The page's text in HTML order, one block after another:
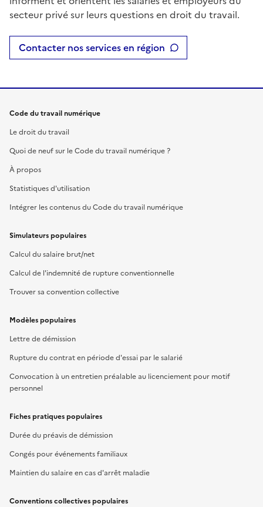
secteur privé sur leurs questions en droit du travail.
Contacter nos services en région
Code du travail numérique
Le droit du travail
Quoi de neuf sur le Code du travail numérique ?
À propos
Statistiques d'utilisation
Intégrer les contenus du Code du travail numérique
Simulateurs populaires
Calcul du salaire brut/net
Calcul de l'indemnité de rupture conventionnelle
Trouver sa convention collective
Modèles populaires
Lettre de démission
Rupture du contrat en période d'essai par le salarié
Convocation à un entretien préalable au licenciement pour motif
personnel
Fiches pratiques populaires
Durée du préavis de démission
Congés pour événements familiaux
Maintien du salaire en cas d'arrêt maladie
Conventions collectives populaires